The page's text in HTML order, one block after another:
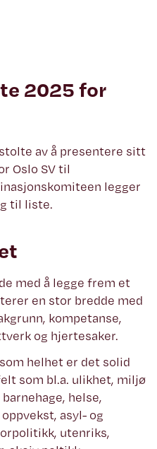
2025 for
av å presentere sitt
Oslo SV til
legger
til liste.
med å legge frem et
en stor bredde med
kompetanse,
og hjertesaker.
helhet er det solid
som bl.a. ulikhet, miljø
helse,
asyl- og
utenriks,